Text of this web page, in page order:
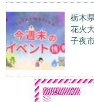
栃木
花火
子夜